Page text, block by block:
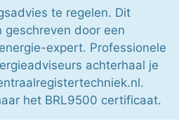
te regelen. Dit
geschreven door een
expert. Professionele
achterhaal je
het BRL9500 certificaat.